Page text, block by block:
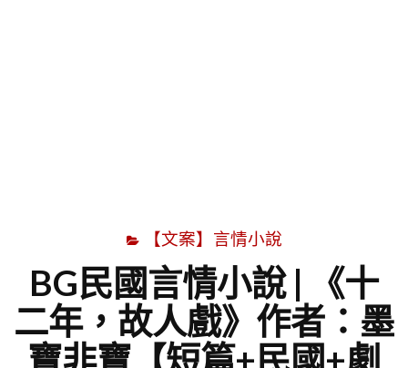
【文案】言情小說
BG民國言情小說 | 《十
二年，故人戲》作者：墨
寶非寶【短篇+民國+劇